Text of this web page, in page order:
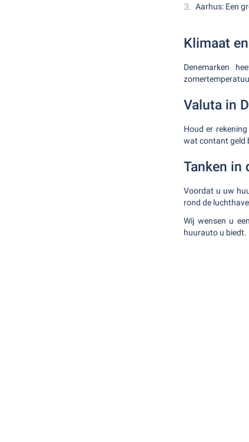
Aarhus: Een
Klimaat
Denemarken
Valuta in
Houd er
wat contant geld
Tanken in
Voordat u uw
rond de
Wij wensen u
huurauto u biedt.